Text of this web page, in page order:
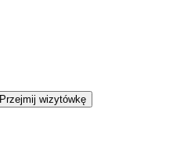
Przejmij wizytówkę